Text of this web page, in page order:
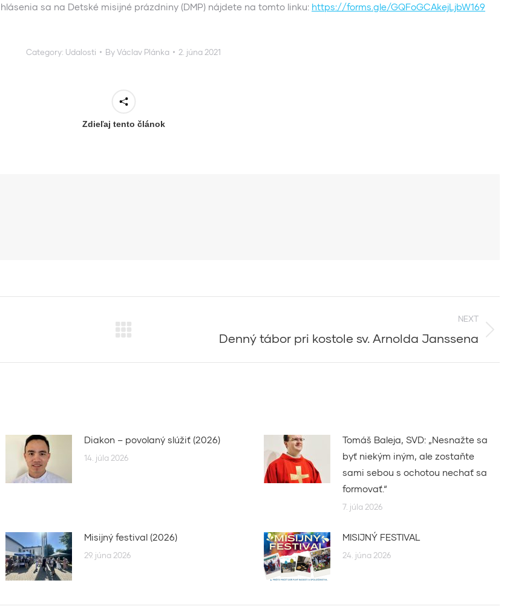
sa na Detské misijné prázdniny (DMP) nájdete na tomto linku: https://forms.gle/GQFoGCAkejLjbW169
Category: Udalosti ByVáclav Plánka 2. júna 2021
Zdieľaj tento článok
NEXT
Denný tábor pri kostole sv. Arnolda Janssena
Diakon – povolaný slúžiť (2026)
14. júla 2026
Tomáš Baleja, SVD: „Nesnažte sa
byť niekým iným, ale zostaňte
sami sebou s ochotou nechať sa
formovať.“
7. júla 2026
Misijný festival (2026)
29. júna 2026
MISIJNÝ FESTIVAL
24. júna 2026